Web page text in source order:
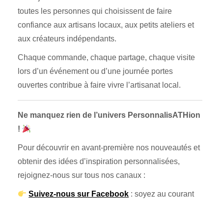
toutes les personnes qui choisissent de faire
confiance aux artisans locaux, aux petits ateliers et
aux créateurs indépendants.
Chaque commande, chaque partage, chaque visite
lors d’un événement ou d’une journée portes
ouvertes contribue à faire vivre l’artisanat local.
Ne manquez rien de l’univers PersonnalisATHion
!
Pour découvrir en avant-première nos nouveautés et
obtenir des idées d’inspiration personnalisées,
rejoignez-nous sur tous nos canaux :
Suivez-nous sur Facebook : soyez au courant